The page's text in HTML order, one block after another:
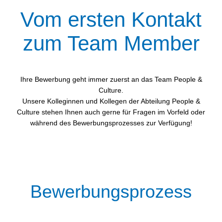
Vom ersten Kontakt
zum Team Member
Ihre Bewerbung geht immer zuerst an das Team People &
Culture.
Unsere Kolleginnen und Kollegen der Abteilung People &
Culture stehen Ihnen auch gerne für Fragen im Vorfeld oder
während des Bewerbungsprozesses zur Verfügung!
Bewerbungsprozess